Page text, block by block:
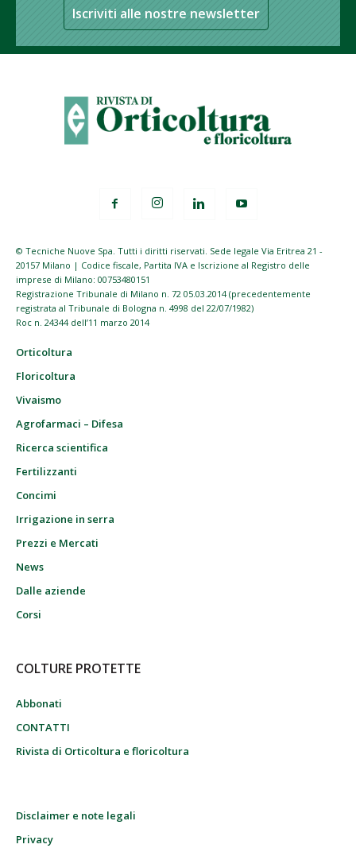
Iscriviti alle nostre newsletter
© Tecniche Nuove Spa. Tutti i diritti riservati. Sede legale Via Eritrea 21 -
20157 Milano | Codice fiscale, Partita IVA e Iscrizione al Registro delle
imprese di Milano: 00753480151
Registrazione Tribunale di Milano n. 72 05.03.2014 (precedentemente
registrata al Tribunale di Bologna n. 4998 del 22/07/1982)
Roc n. 24344 dell’11 marzo 2014
Orticoltura
Floricoltura
Vivaismo
Agrofarmaci – Difesa
Ricerca scientifica
Fertilizzanti
Concimi
Irrigazione in serra
Prezzi e Mercati
News
Dalle aziende
Corsi
COLTURE PROTETTE
Abbonati
CONTATTI
Rivista di Orticoltura e floricoltura
Disclaimer e note legali
Privacy